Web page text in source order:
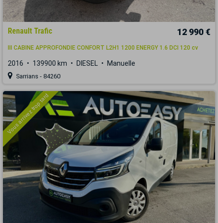
Renault Trafic 12 990 €
III CABINE APPROFONDIE CONFORT L2H1 1200 ENERGY 1.6 DCI 120 cv
2016 139900 km DIESEL Manuelle
Sarrians - 84260
Vous arrivez trop tard